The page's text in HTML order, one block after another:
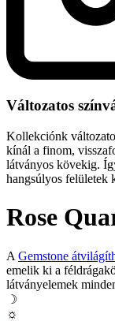
Változatos
Kollekciónk
kínál a finom,
látványos kövekig.
hangsúlyos felületek
Rose
A Gemstone
emelik ki a
látványelemek
☽
☼